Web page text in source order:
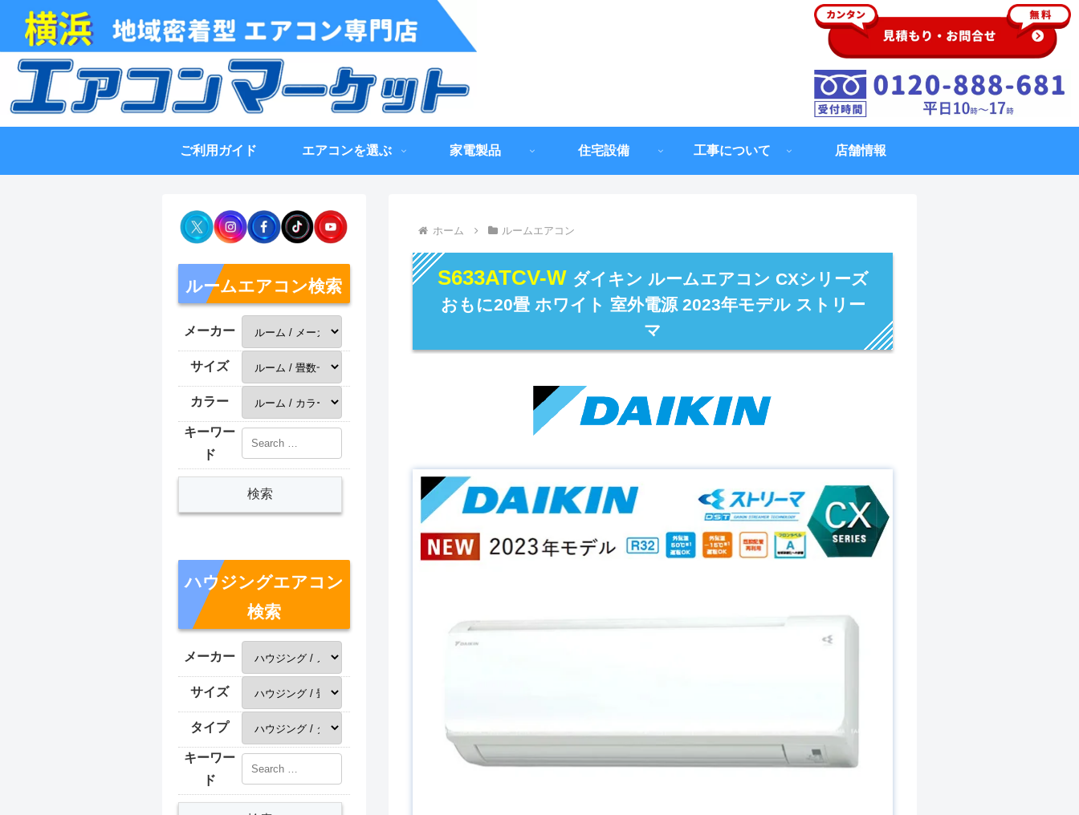
ご利用ガイド エアコンを選ぶ 家電製品 住宅設備 工事について 店舗情報
ホーム ルームエアコン
S633ATCV-W ダイキン ルームエアコン CXシリーズ
おもに20畳 ホワイト 室外電源 2023年モデル ストリー
マ
ルームエアコン検索
メーカー
サイズ
カラー
キーワー
ド
ハウジングエアコン
検索
メーカー
サイズ
タイプ
キーワー
ド